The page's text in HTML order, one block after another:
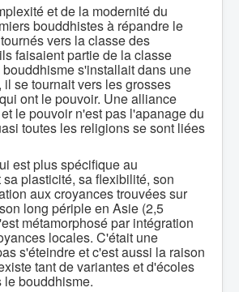
et de la modernité du
bouddhistes à répandre le
vers la classe des
faisaient partie de la classe
s'installait dans une
se tournait vers les grosses
ont le pouvoir. Une alliance
le pouvoir n'est pas l'apanage du
toutes les religions se sont liées
est plus spécifique au
plasticité, sa flexibilité, son
aux croyances trouvées sur
long périple en Asie (2,5
métamorphosé par intégration
locales. C'était une
s'éteindre et c'est aussi la raison
tant de variantes et d'écoles
bouddhisme.